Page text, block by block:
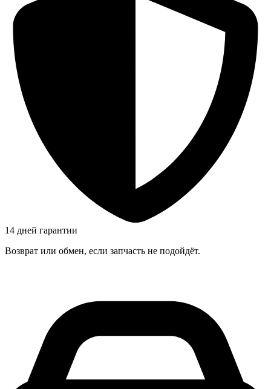
14 дней гарантии
Возврат или обмен, если запчасть не подойдёт.